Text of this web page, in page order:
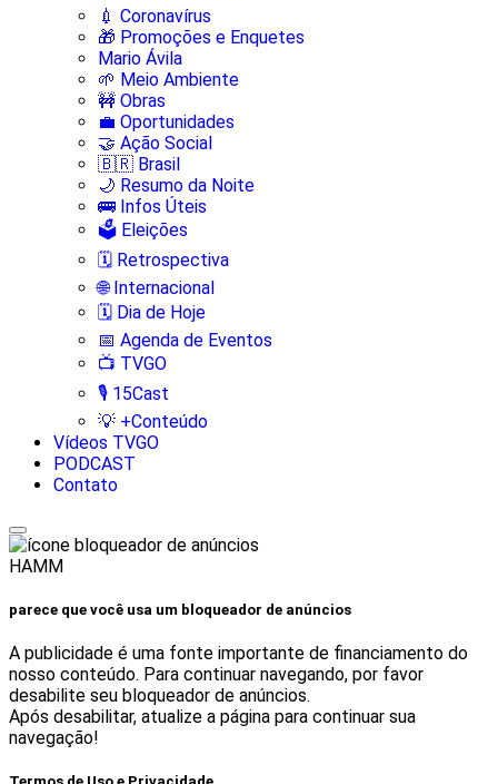
💉 Coronavírus
🎁 Promoções e Enquetes
Mario Ávila
🌱 Meio Ambiente
🚧 Obras
💼 Oportunidades
🤝 Ação Social
🇧🇷 Brasil
🌙 Resumo da Noite
🚌 Infos Úteis
🗳️ Eleições
🗓️ Retrospectiva
🌐 Internacional
🗓️ Dia de Hoje
📅 Agenda de Eventos
📺 TVGO
🎙️ 15Cast
💡 +Conteúdo
Vídeos TVGO
PODCAST
Contato
HAMM
parece que você usa um bloqueador de anúncios
A publicidade é uma fonte importante de financiamento do
nosso conteúdo. Para continuar navegando, por favor
desabilite seu bloqueador de anúncios.
Após desabilitar, atualize a página para continuar sua
navegação!